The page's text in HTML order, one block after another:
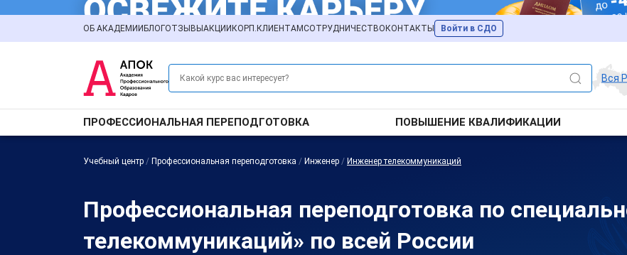
ОБ АКАДЕМИИ БЛОГОТЗЫВЫ АКЦИИ КОРП.КЛИЕНТАМСОТРУДНИЧЕСТВО КОНТАКТЫ Войти в СДО
Вся
ПРОФЕССИОНАЛЬНАЯ ПЕРЕПОДГОТОВКА ПОВЫШЕНИЕ КВАЛИФИКАЦИИ
Учебный центр / Профессиональная переподготовка / Инженер / Инженер телекоммуникаций
Профессиональная переподготовка по
телекоммуникаций» по всей России